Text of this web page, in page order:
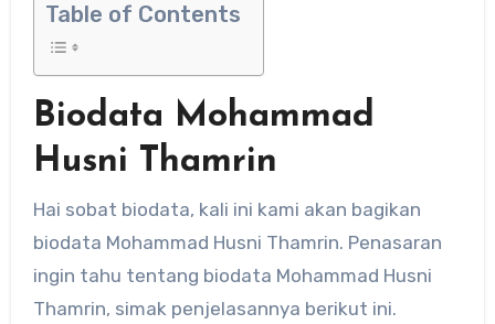
Table of Contents
Biodata Mohammad
Husni Thamrin
Hai sobat biodata, kali ini kami akan bagikan
biodata Mohammad Husni Thamrin. Penasaran
ingin tahu tentang biodata Mohammad Husni
Thamrin, simak penjelasannya berikut ini.